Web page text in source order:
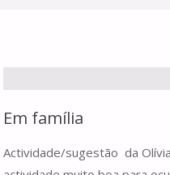
Em família
Actividade/sugestão da